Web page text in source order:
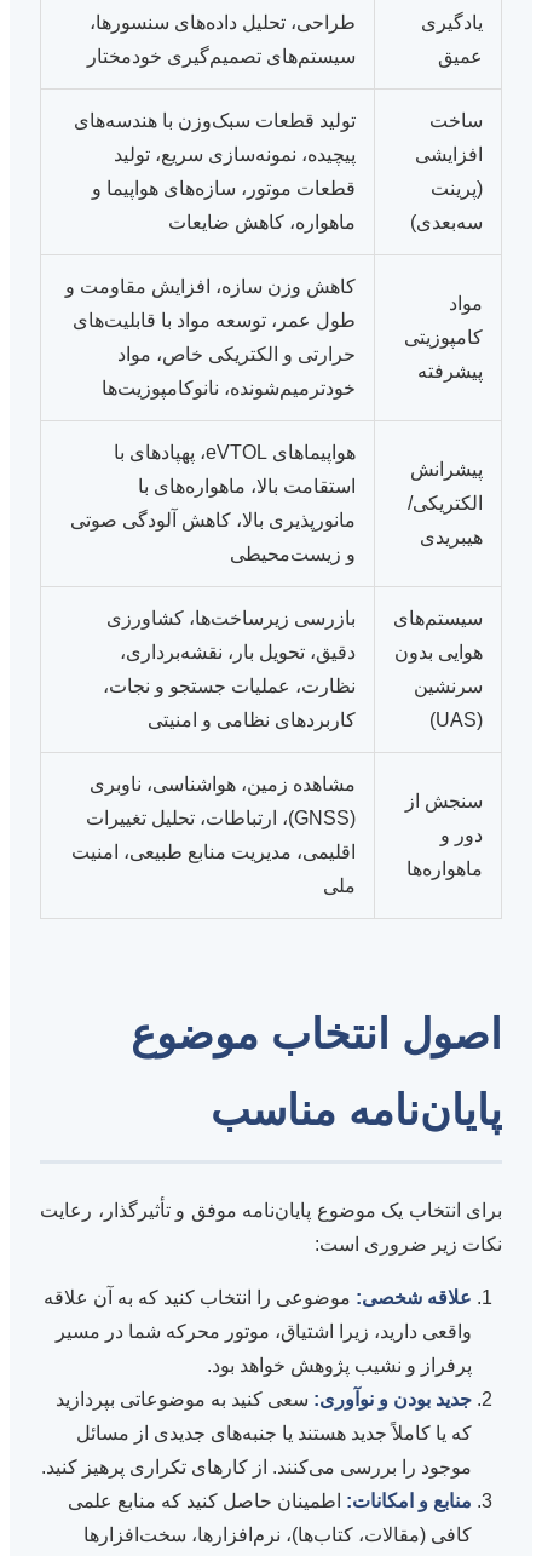
یادگیری
عمیق
طراحی، تحلیل داده‌های سنسورها،
سیستم‌های تصمیم‌گیری خودمختار
ساخت
افزایشی
(پرینت
سه‌بعدی)
تولید قطعات سبک‌وزن با هندسه‌های
پیچیده، نمونه‌سازی سریع، تولید
قطعات موتور، سازه‌های هواپیما و
ماهواره، کاهش ضایعات
مواد
کامپوزیتی
پیشرفته
کاهش وزن سازه، افزایش مقاومت و
طول عمر، توسعه مواد با قابلیت‌های
حرارتی و الکتریکی خاص، مواد
خودترمیم‌شونده، نانوکامپوزیت‌ها
پیشرانش
الکتریکی/
هیبریدی
هواپیماهای eVTOL، پهپادهای با
استقامت بالا، ماهواره‌های با
مانورپذیری بالا، کاهش آلودگی صوتی
و زیست‌محیطی
سیستم‌های
هوایی بدون
سرنشین
(UAS)
بازرسی زیرساخت‌ها، کشاورزی
دقیق، تحویل بار، نقشه‌برداری،
نظارت، عملیات جستجو و نجات،
کاربردهای نظامی و امنیتی
سنجش از
دور و
ماهواره‌ها
مشاهده زمین، هواشناسی، ناوبری
(GNSS)، ارتباطات، تحلیل تغییرات
اقلیمی، مدیریت منابع طبیعی، امنیت
ملی
اصول انتخاب موضوع
پایان‌نامه مناسب
برای انتخاب یک موضوع پایان‌نامه موفق و تأثیرگذار، رعایت
نکات زیر ضروری است:
علاقه شخصی: موضوعی را انتخاب کنید که به آن علاقه
واقعی دارید، زیرا اشتیاق، موتور محرکه شما در مسیر
پرفراز و نشیب پژوهش خواهد بود.
جدید بودن و نوآوری: سعی کنید به موضوعاتی بپردازید
که یا کاملاً جدید هستند یا جنبه‌های جدیدی از مسائل
موجود را بررسی می‌کنند. از کارهای تکراری پرهیز کنید.
منابع و امکانات: اطمینان حاصل کنید که منابع علمی
کافی (مقالات، کتاب‌ها)، نرم‌افزارها، سخت‌افزارها